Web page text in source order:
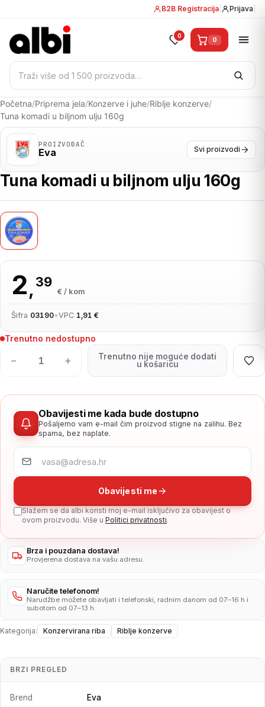
B2B Registracija Prijava
Pretraži:
0 0
Početna/Priprema jela/Konzerve i juhe/Riblje konzerve/
Tuna komadi u biljnom ulju 160g
PROIZVOĐAČ
Eva Svi proizvodi
Tuna komadi u biljnom ulju 160g
2,39
€ / kom
Šifra 03190•VPC 1,91 €
Trenutno nedostupno
− +
Trenutno nije moguće dodati
u košaricu
Obavijesti me kada bude dostupno
Pošaljemo vam e-mail čim proizvod stigne na zalihu. Bez
spama, bez naplate.
Obavijesti me
Slažem se da albi koristi moj e-mail isključivo za obavijest o
ovom proizvodu. Više u Politici privatnosti.
Brza i pouzdana dostava!
Provjerena dostava na vašu adresu.
Naručite telefonom!
Narudžbe možete obavljati i telefonski, radnim danom od 07–16 h i
subotom od 07–13 h.
Kategorija: Konzervirana riba Riblje konzerve
BRZI PREGLED
Brend Eva